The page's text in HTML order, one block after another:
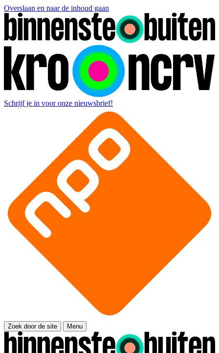
Overslaan en naar de inhoud gaan
Schrijf je in voor onze nieuwsbrief!
Zoek door de site Menu